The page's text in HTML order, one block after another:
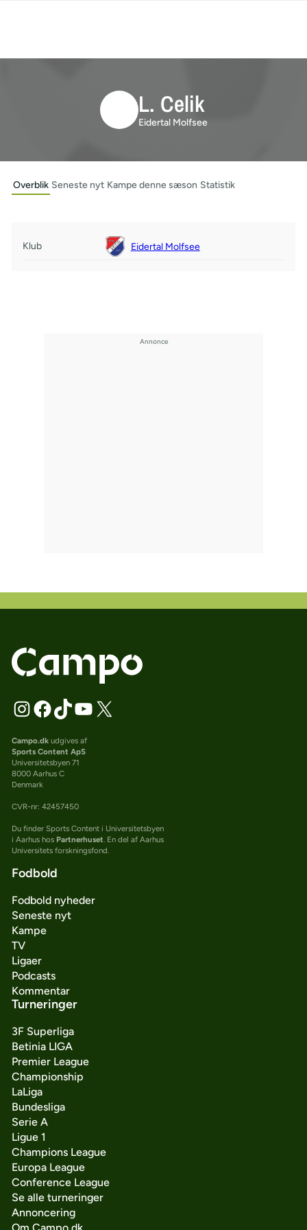
L. Celik
Eidertal Molfsee
Overblik Seneste nyt Kampe denne sæson Statistik
Klub Eidertal Molfsee
Campo.dkudgives af
Sports Content ApS
Universitetsbyen 71
8000 Aarhus C
Denmark
CVR-nr: 42457450
Du finder Sports Content i Universitetsbyen
i Aarhus hos Partnerhuset. En del af Aarhus
Universitets forskningsfond.
Fodbold
Fodbold nyheder
Seneste nyt
Kampe
TV
Ligaer
Podcasts
Kommentar
Turneringer
3F Superliga
Betinia LIGA
Premier League
Championship
LaLiga
Bundesliga
Serie A
Ligue 1
Champions League
Europa League
Conference League
Se alle turneringer
Annoncering